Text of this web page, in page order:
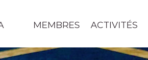
MEMBRES ACTIVITÉS